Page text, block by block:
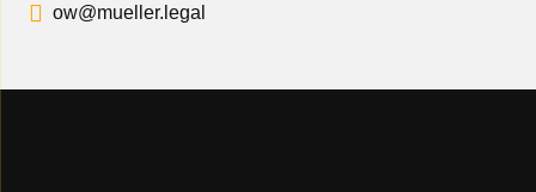
ow@mueller.legal